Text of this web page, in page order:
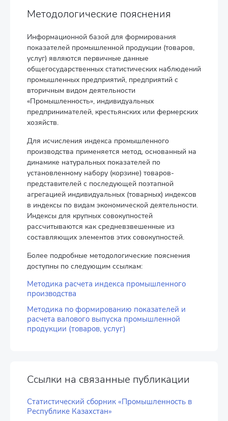
Методологические пояснения
Информационной базой для формирования
показателей промышленной продукции (товаров,
услуг) являются первичные данные
общегосударственных статистических наблюдений
промышленных предприятий, предприятий с
вторичным видом деятельности
«Промышленность», индивидуальных
предпринимателей, крестьянских или фермерских
хозяйств.
Для исчисления индекса промышленного
производства применяется метод, основанный на
динамике натуральных показателей по
установленному набору (корзине) товаров-
представителей с последующей поэтапной
агрегацией индивидуальных (товарных) индексов
в индексы по видам экономической деятельности.
Индексы для крупных совокупностей
рассчитываются как средневзвешенные из
составляющих элементов этих совокупностей.
Более подробные методологические пояснения
доступны по следующим ссылкам:
Методика расчета индекса промышленного
производства
Методика по формированию показателей и
расчета валового выпуска промышленной
продукции (товаров, услуг)
Ссылки на связанные публикации
Статистический сборник «Промышленность в
Республике Казахстан»